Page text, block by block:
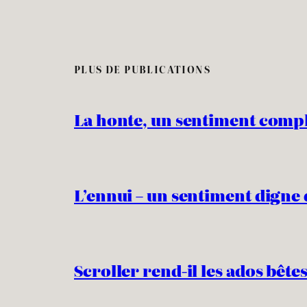
PLUS DE PUBLICATIONS
La honte, un sentiment
L’ennui – un sentiment
Scroller rend-il les ados